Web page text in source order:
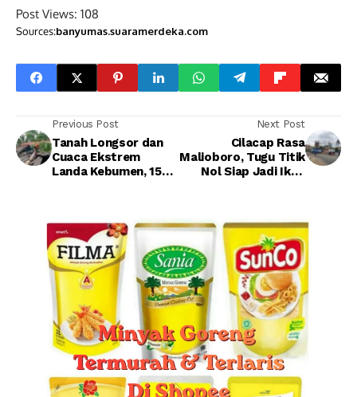
Post Views: 108
Sources:banyumas.suaramerdeka.com
Previous Post
Tanah Longsor dan
Cuaca Ekstrem
Landa Kebumen, 15
Next Post
Cilacap Rasa
Malioboro, Tugu Titik
Nol Siap Jadi Ikon